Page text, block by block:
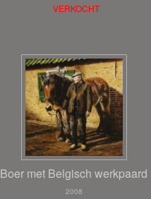
VERKOCHT
Boer met Belgisch werkpaard
2008